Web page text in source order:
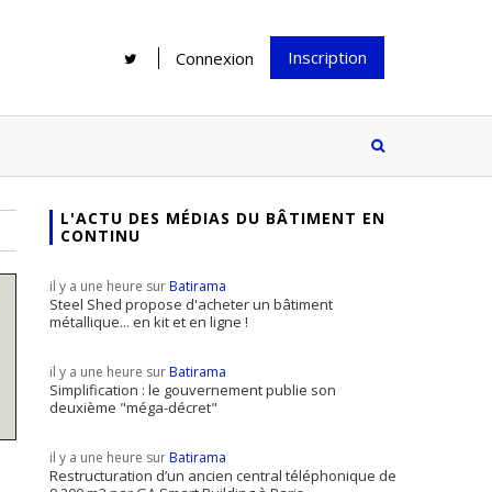
Connexion Inscription
idée mais...
Le print sous toutes ses formes a-t-
il encore sa place dans un monde
Rénover une salle de bains : gagner
supports
inscrire
à notre
L'ACTU DES MÉDIAS DU BÂTIMENT EN
CONTINU
il y a une heure surBatirama
Steel Shed propose d'acheter un bâtiment
métallique... en kit et en ligne !
il y a une heure surBatirama
Simplification : le gouvernement publie son
deuxième "méga-décret"
il y a une heure surBatirama
Restructuration d’un ancien central téléphonique de